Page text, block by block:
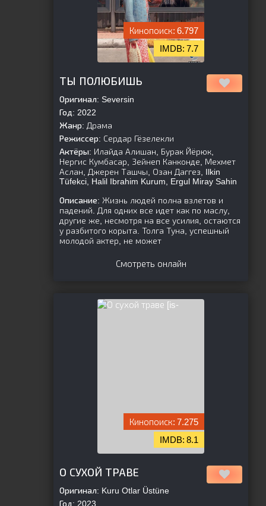
6.797
7.7
ТЫ ПОЛЮБИШЬ
Оригинал: Seversin
Год: 2022
Жанр: Драма
Режиссер: Сердар Гёзелекли
Актёры: Илайда Алишан, Бурак Йёрюк,
Нергис Кумбасар, Зейнеп Канконде, Мехмет
Аслан, Джерен Ташчы, Озан Даггез, Ilkin
Tüfekci, Halil Ibrahim Kurum, Ergul Miray Sahin
Описание: Жизнь людей полна взлетов и
падений. Для одних все идет как по маслу,
другие же, несмотря на все усилия, остаются
у разбитого корыта. Толга Туна, успешный
молодой актер, не может
Смотреть онлайн
[is-
7.275
8.1
О СУХОЙ ТРАВЕ
Оригинал: Kuru Otlar Üstüne
Год: 2023